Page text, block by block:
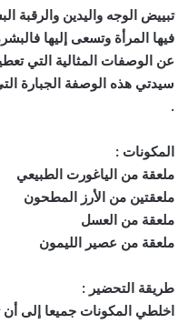
تبييض الوجه واليدين والرقبة
فيها المرأة وتسعى إليها
عن الوصفات المثالية التي
.
المكونات :
ملعقة من الياغورت الطبيعي
ملعقتين من الأرز المطحون
ملعقة من العسل
ملعقة من عصير الليمون
طريقة التحضير :
اخلطي المكونات جميعا إلى